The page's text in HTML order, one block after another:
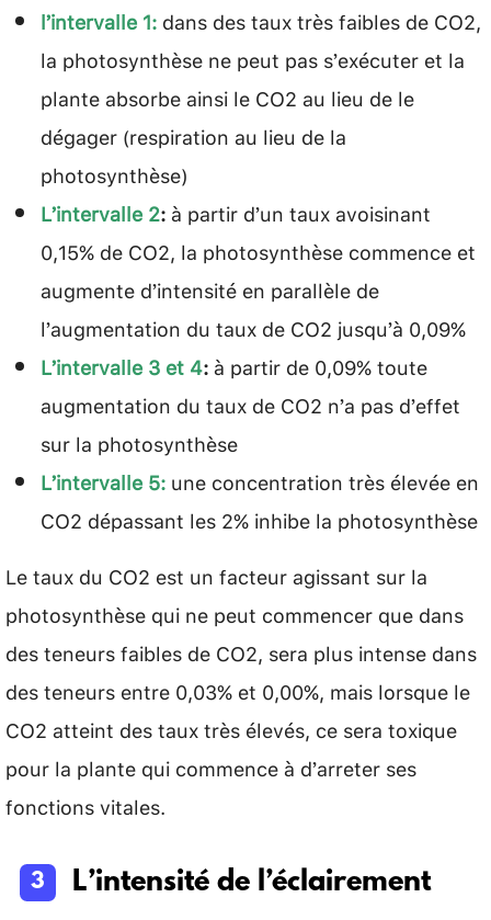
l’intervalle 1:dans des taux très faibles de CO2,
la photosynthèse ne peut pas s’exécuter et la
plante absorbe ainsi le CO2 au lieu de le
dégager (respiration au lieu de la
photosynthèse)
L’intervalle 2:à partir d’un taux avoisinant
0,15% de CO2, la photosynthèse commence et
augmente d’intensité en parallèle de
l’augmentation du taux de CO2 jusqu’à 0,09%
L’intervalle 3 et 4:à partir de 0,09% toute
augmentation du taux de CO2 n’a pas d’effet
sur la photosynthèse
L’intervalle 5:une concentration très élevée en
CO2 dépassant les 2% inhibe la photosynthèse
Le taux du CO2 est un facteur agissant sur la
photosynthèse qui ne peut commencer que dans
des teneurs faibles de CO2, sera plus intense dans
des teneurs entre 0,03% et 0,00%, mais lorsque le
CO2 atteint des taux très élevés, ce sera toxique
pour la plante qui commence à d’arreter ses
fonctions vitales.
L’intensité de l’éclairement